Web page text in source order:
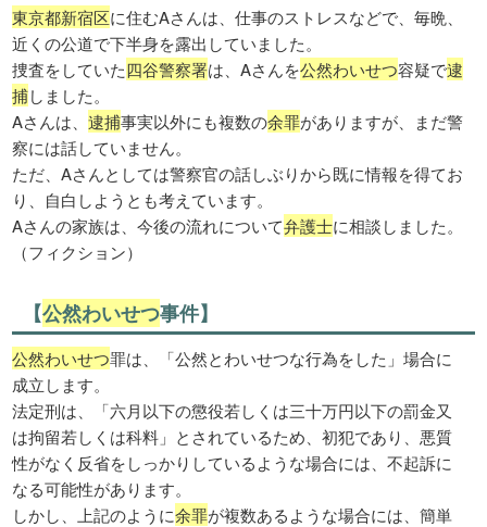
東京都新宿区に住むAさんは、仕事のストレスなどで、毎晩、
近くの公道で下半身を露出していました。
捜査をしていた四谷警察署は、Aさんを公然わいせつ容疑で逮
捕しました。
Aさんは、逮捕事実以外にも複数の余罪がありますが、まだ警
察には話していません。
ただ、Aさんとしては警察官の話しぶりから既に情報を得てお
り、自白しようとも考えています。
Aさんの家族は、今後の流れについて弁護士に相談しました。
（フィクション）
【公然わいせつ事件】
公然わいせつ罪は、「公然とわいせつな行為をした」場合に
成立します。
法定刑は、「六月以下の懲役若しくは三十万円以下の罰金又
は拘留若しくは科料」とされているため、初犯であり、悪質
性がなく反省をしっかりしているような場合には、不起訴に
なる可能性があります。
しかし、上記のように余罪が複数あるような場合には、簡単